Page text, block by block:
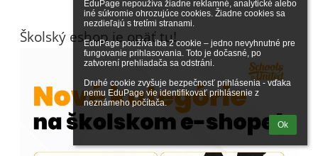
EduPage nepoužíva žiadne reklamné, analytické alebo
iné súkromie ohrozujúce cookies. Žiadne cookies sa
nezdieľajú s tretími stranami.
EduPage používa iba 2 cookie – jedno nevyhnutné pre
fungovanie prihlasovania. Toto je dočasné, po
zatvorení prehliadača sa odstráni.
Druhé cookie zvyšuje bezpečnosť prihlásenia - vďaka
nemu EduPage vie identifikovať prihlásenie z
neznámeho počítača.
Ok
Školský eshop je opäť tu!